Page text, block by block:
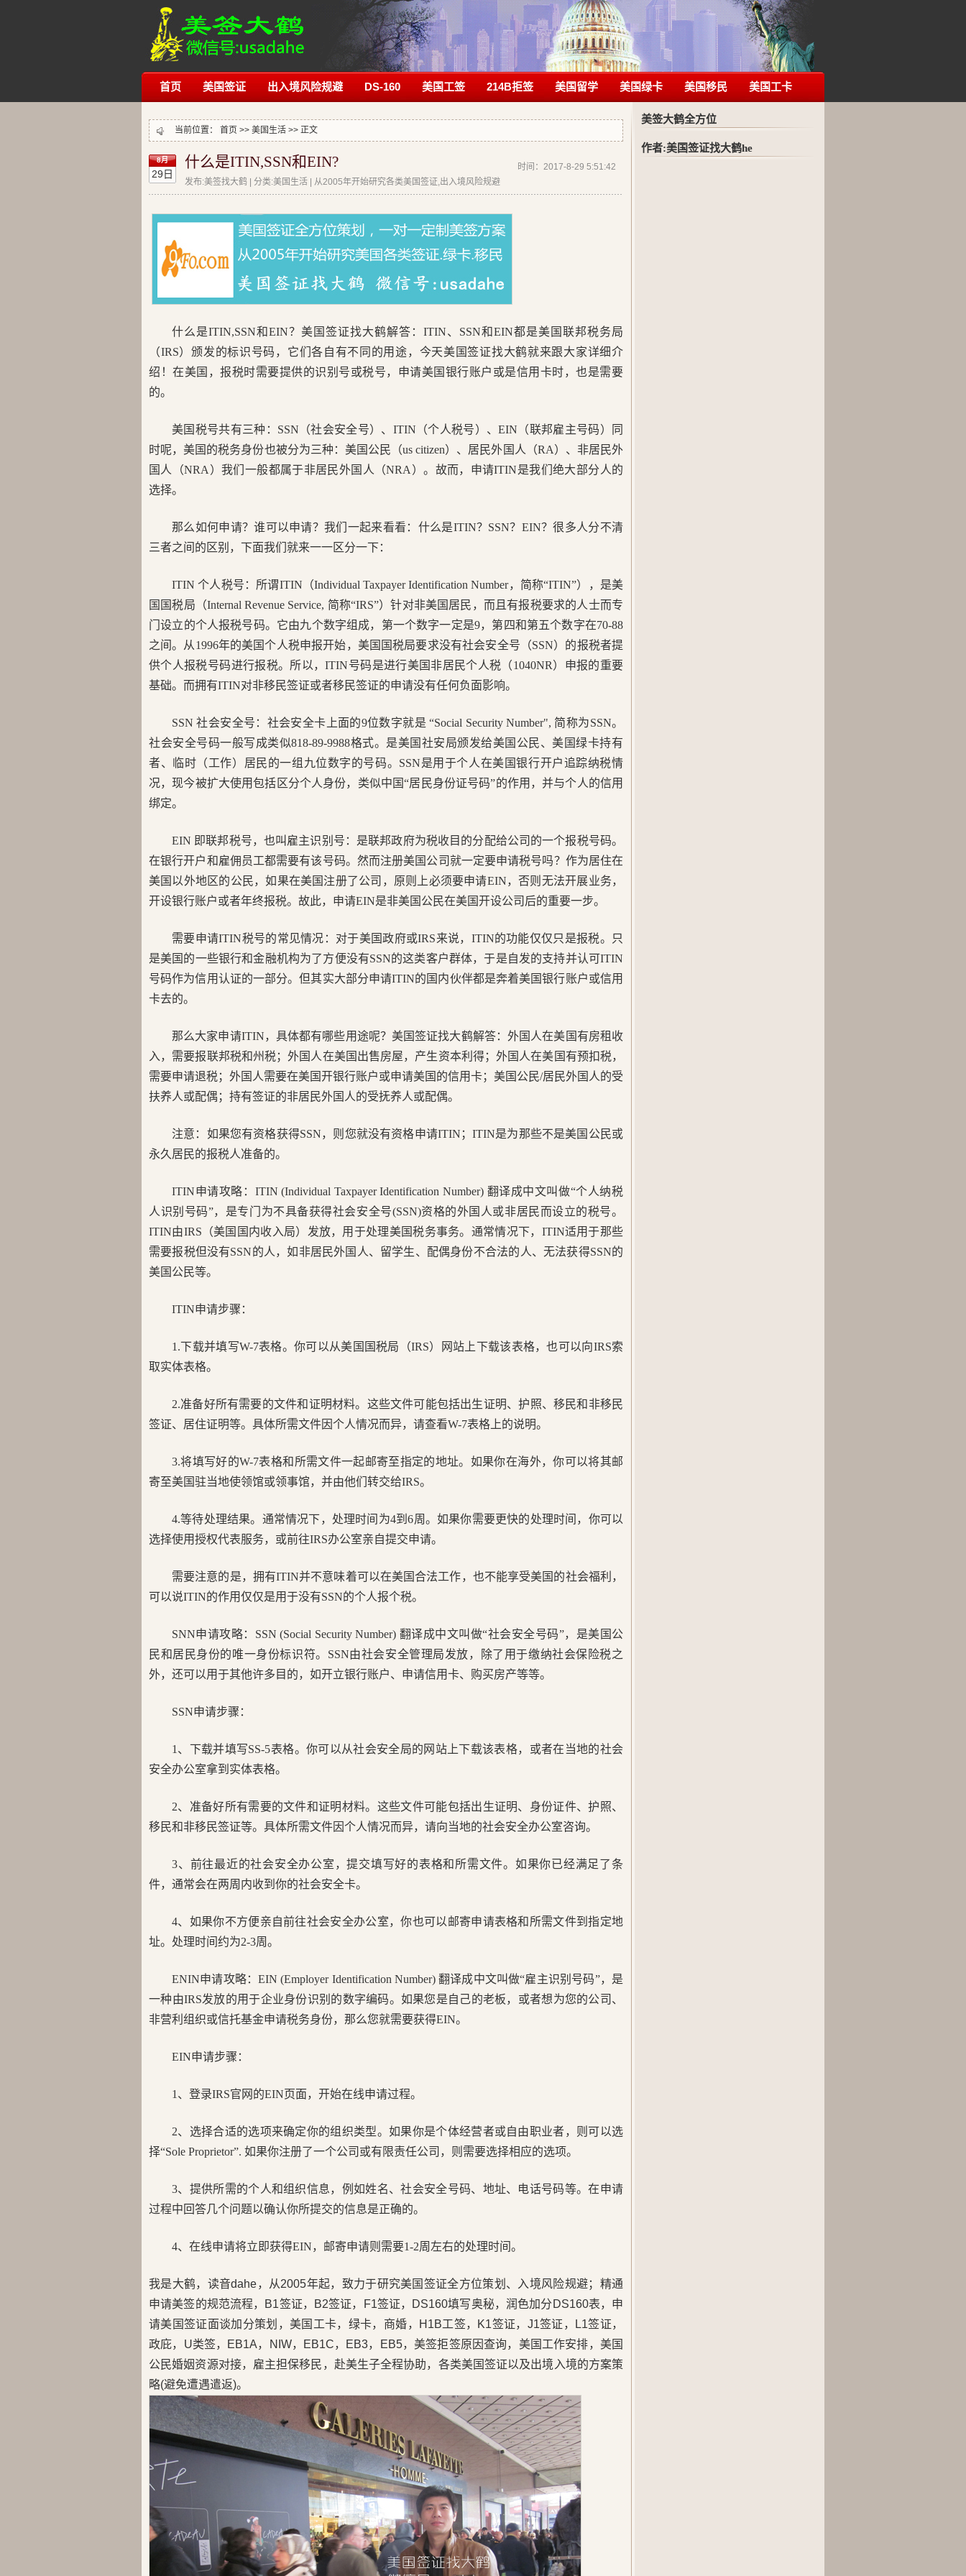
首页 美国签证 出入境风险规避 DS-160 美国工签 214B拒签 美国留学 美国绿卡 美国移民 美国工卡
当前位置： 首页 >> 美国生活 >> 正文
8月
29日
时间：2017-8-29 5:51:42
什么是ITIN,SSN和EIN?
发布:美签找大鹤 | 分类:美国生活 | 从2005年开始研究各类美国签证,出入境风险规避
什么是ITIN,SSN和EIN？美国签证找大鹤解答：ITIN、SSN和EIN都是美国联邦税务局
（IRS）颁发的标识号码，它们各自有不同的用途，今天美国签证找大鹤就来跟大家详细介
绍！在美国，报税时需要提供的识别号或税号，申请美国银行账户或是信用卡时，也是需要
的。
美国税号共有三种：SSN（社会安全号）、ITIN（个人税号）、EIN（联邦雇主号码）同
时呢，美国的税务身份也被分为三种：美国公民（us citizen）、居民外国人（RA）、非居民外
国人（NRA）我们一般都属于非居民外国人（NRA）。故而，申请ITIN是我们绝大部分人的
选择。
那么如何申请？谁可以申请？我们一起来看看：什么是ITIN？SSN？EIN？很多人分不清
三者之间的区别，下面我们就来一一区分一下：
ITIN 个人税号：所谓ITIN（Individual Taxpayer Identification Number，简称“ITIN”），是美
国国税局（Internal Revenue Service, 简称“IRS”）针对非美国居民，而且有报税要求的人士而专
门设立的个人报税号码。它由九个数字组成，第一个数字一定是9，第四和第五个数字在70-88
之间。从1996年的美国个人税申报开始，美国国税局要求没有社会安全号（SSN）的报税者提
供个人报税号码进行报税。所以，ITIN号码是进行美国非居民个人税（1040NR）申报的重要
基础。而拥有ITIN对非移民签证或者移民签证的申请没有任何负面影响。
SSN 社会安全号：社会安全卡上面的9位数字就是 “Social Security Number", 简称为SSN。
社会安全号码一般写成类似818-89-9988格式。是美国社安局颁发给美国公民、美国绿卡持有
者、临时（工作）居民的一组九位数字的号码。SSN是用于个人在美国银行开户追踪纳税情
况，现今被扩大使用包括区分个人身份，类似中国“居民身份证号码”的作用，并与个人的信用
绑定。
EIN 即联邦税号，也叫雇主识别号：是联邦政府为税收目的分配给公司的一个报税号码。
在银行开户和雇佣员工都需要有该号码。然而注册美国公司就一定要申请税号吗？作为居住在
美国以外地区的公民，如果在美国注册了公司，原则上必须要申请EIN，否则无法开展业务，
开设银行账户或者年终报税。故此，申请EIN是非美国公民在美国开设公司后的重要一步。
需要申请ITIN税号的常见情况：对于美国政府或IRS来说，ITIN的功能仅仅只是报税。只
是美国的一些银行和金融机构为了方便没有SSN的这类客户群体，于是自发的支持并认可ITIN
号码作为信用认证的一部分。但其实大部分申请ITIN的国内伙伴都是奔着美国银行账户或信用
卡去的。
那么大家申请ITIN，具体都有哪些用途呢？美国签证找大鹤解答：外国人在美国有房租收
入，需要报联邦税和州税；外国人在美国出售房屋，产生资本利得；外国人在美国有预扣税，
需要申请退税；外国人需要在美国开银行账户或申请美国的信用卡；美国公民/居民外国人的受
扶养人或配偶；持有签证的非居民外国人的受抚养人或配偶。
注意：如果您有资格获得SSN，则您就没有资格申请ITIN；ITIN是为那些不是美国公民或
永久居民的报税人准备的。
ITIN申请攻略：ITIN (Individual Taxpayer Identification Number) 翻译成中文叫做“个人纳税
人识别号码”，是专门为不具备获得社会安全号(SSN)资格的外国人或非居民而设立的税号。
ITIN由IRS（美国国内收入局）发放，用于处理美国税务事务。通常情况下，ITIN适用于那些
需要报税但没有SSN的人，如非居民外国人、留学生、配偶身份不合法的人、无法获得SSN的
美国公民等。
ITIN申请步骤：
1.下载并填写W-7表格。你可以从美国国税局（IRS）网站上下载该表格，也可以向IRS索
取实体表格。
2.准备好所有需要的文件和证明材料。这些文件可能包括出生证明、护照、移民和非移民
签证、居住证明等。具体所需文件因个人情况而异，请查看W-7表格上的说明。
3.将填写好的W-7表格和所需文件一起邮寄至指定的地址。如果你在海外，你可以将其邮
寄至美国驻当地使领馆或领事馆，并由他们转交给IRS。
4.等待处理结果。通常情况下，处理时间为4到6周。如果你需要更快的处理时间，你可以
选择使用授权代表服务，或前往IRS办公室亲自提交申请。
需要注意的是，拥有ITIN并不意味着可以在美国合法工作，也不能享受美国的社会福利，
可以说ITIN的作用仅仅是用于没有SSN的个人报个税。
SNN申请攻略：SSN (Social Security Number) 翻译成中文叫做“社会安全号码”，是美国公
民和居民身份的唯一身份标识符。SSN由社会安全管理局发放，除了用于缴纳社会保险税之
外，还可以用于其他许多目的，如开立银行账户、申请信用卡、购买房产等等。
SSN申请步骤：
1、下载并填写SS-5表格。你可以从社会安全局的网站上下载该表格，或者在当地的社会
安全办公室拿到实体表格。
2、准备好所有需要的文件和证明材料。这些文件可能包括出生证明、身份证件、护照、
移民和非移民签证等。具体所需文件因个人情况而异，请向当地的社会安全办公室咨询。
3、前往最近的社会安全办公室，提交填写好的表格和所需文件。如果你已经满足了条
件，通常会在两周内收到你的社会安全卡。
4、如果你不方便亲自前往社会安全办公室，你也可以邮寄申请表格和所需文件到指定地
址。处理时间约为2-3周。
ENIN申请攻略：EIN (Employer Identification Number) 翻译成中文叫做“雇主识别号码”，是
一种由IRS发放的用于企业身份识别的数字编码。如果您是自己的老板，或者想为您的公司、
非营利组织或信托基金申请税务身份，那么您就需要获得EIN。
EIN申请步骤：
1、登录IRS官网的EIN页面，开始在线申请过程。
2、选择合适的选项来确定你的组织类型。如果你是个体经营者或自由职业者，则可以选
择“Sole Proprietor”. 如果你注册了一个公司或有限责任公司，则需要选择相应的选项。
3、提供所需的个人和组织信息，例如姓名、社会安全号码、地址、电话号码等。在申请
过程中回答几个问题以确认你所提交的信息是正确的。
4、在线申请将立即获得EIN，邮寄申请则需要1-2周左右的处理时间。
我是大鹤，读音dahe，从2005年起，致力于研究美国签证全方位策划、入境风险规避；精通
申请美签的规范流程，B1签证，B2签证，F1签证，DS160填写奥秘，润色加分DS160表，申
请美国签证面谈加分策划，美国工卡，绿卡，商婚，H1B工签，K1签证，J1签证，L1签证，
政庇，U类签，EB1A，NIW，EB1C，EB3，EB5，美签拒签原因查询，美国工作安排，美国
公民婚姻资源对接，雇主担保移民，赴美生子全程协助，各类美国签证以及出境入境的方案策
略(避免遭遇遣返)。
美签大鹤全方位
作者:美国签证找大鹤he